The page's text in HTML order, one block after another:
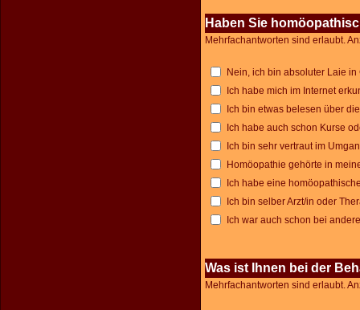
Haben Sie
Mehrfachantworten sind erlaubt.
Nein, ich bin absoluter Laie
Ich habe mich im Internet
Ich bin etwas belesen über
Ich habe auch schon Kurse
Ich bin sehr vertraut im
Homöopathie gehörte in
Ich habe eine
Ich bin selber Arzt/in oder
Ich war auch schon bei
Was ist Ihnen bei der
Mehrfachantworten sind erlaubt.